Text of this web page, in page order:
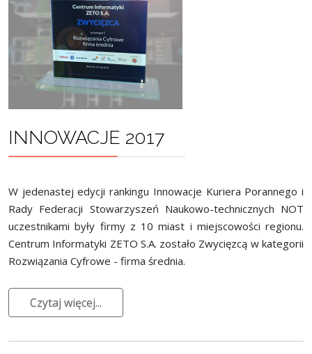
INNOWACJE 2017
W jedenastej edycji rankingu Innowacje Kuriera Porannego i
Rady Federacji Stowarzyszeń Naukowo-technicznych NOT
uczestnikami były firmy z 10 miast i miejscowości regionu.
Centrum Informatyki ZETO S.A. zostało Zwycięzcą w kategorii
Rozwiązania Cyfrowe - firma średnia.
Czytaj więcej...